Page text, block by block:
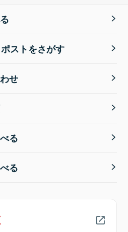
ストをさがす
せ
る
る